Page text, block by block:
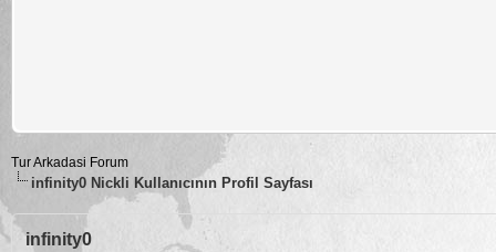
Tur Arkadasi Forum
infinity0 Nickli Kullanıcının Profil Sayfası
infinity0